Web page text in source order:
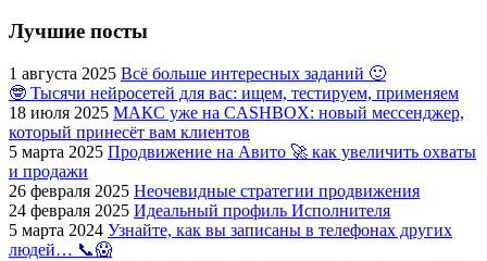
Лучшие посты
1 августа 2025 Всё больше интересных заданий 🙂
🤓 Тысячи нейросетей для вас: ищем, тестируем, применяем
18 июля 2025 МАКС уже на CASHBOX: новый мессенджер,
который принесёт вам клиентов
5 марта 2025 Продвижение на Авито 🚀 как увеличить охваты
и продажи
26 февраля 2025 Неочевидные стратегии продвижения
24 февраля 2025 Идеальный профиль Исполнителя
5 марта 2024 Узнайте, как вы записаны в телефонах других
людей… 📞😱